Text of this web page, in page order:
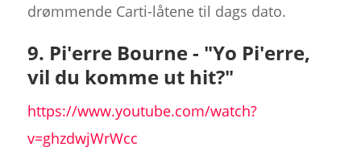
drømmende Carti-låtene til dags dato.
9. Pi'erre Bourne - "Yo Pi'erre,
vil du komme ut hit?"
https://www.youtube.com/watch?
v=ghzdwjWrWcc